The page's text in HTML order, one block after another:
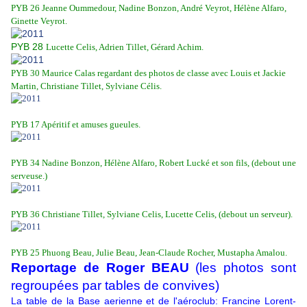
PYB 26 Jeanne Oummedour, Nadine Bonzon, André Veyrot, Hélène Alfaro,
Ginette Veyrot.
PYB 28 Lucette Celis, Adrien Tillet, Gérard Achim.
PYB 30 Maurice Calas regardant des photos de classe avec Louis et Jackie
Martin, Christiane Tillet, Sylviane Célis.
PYB 17 Apéritif et amuses gueules.
PYB 34 Nadine Bonzon, Hélène Alfaro, Robert Lucké et son fils, (debout une
serveuse.)
PYB 36 Christiane Tillet, Sylviane Celis, Lucette Celis, (debout un serveur).
PYB 25 Phuong Beau, Julie Beau, Jean-Claude Rocher, Mustapha Amalou.
Reportage de Roger BEAU (les photos sont
regroupées par tables de convives)
La table de la Base aerienne et de l'aéroclub: Francine Lorent-